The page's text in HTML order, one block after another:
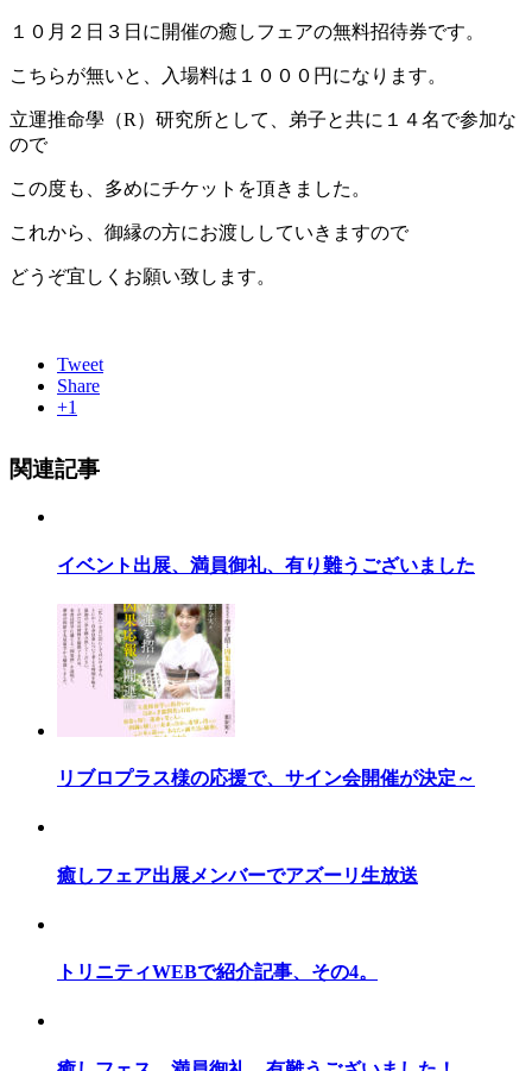
１０月２日３日に開催の癒しフェアの無料招待券です。
こちらが無いと、入場料は１０００円になります。
立運推命學（R）研究所として、弟子と共に１４名で参加な
ので
この度も、多めにチケットを頂きました。
これから、御縁の方にお渡ししていきますので
どうぞ宜しくお願い致します。
Tweet
Share
+1
関連記事
イベント出展、満員御礼、有り難うございました
リブロプラス様の応援で、サイン会開催が決定～
癒しフェア出展メンバーでアズーリ生放送
トリニティWEBで紹介記事、その4。